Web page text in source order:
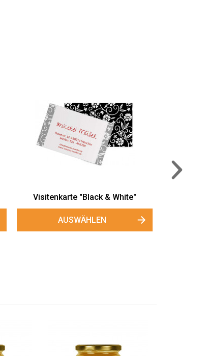
Große Gewährverschlussetiketten
"Black Bee"
AUSWÄHLEN